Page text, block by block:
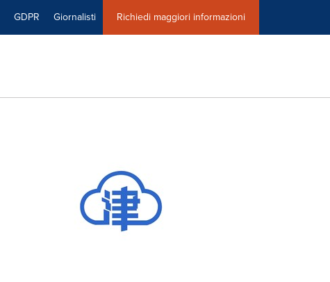
GDPR Giornalisti Richiedi maggiori informazioni